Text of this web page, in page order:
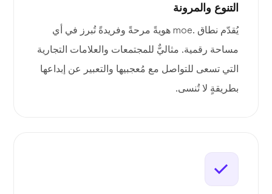
التنوع والمرونة
يُقدّم نطاق .moe هويةً مرحةً وفريدةً تُبرز في أي
مساحة رقمية. مثاليٌّ للمجتمعات والعلامات التجارية
التي تسعى للتواصل مع مُعجبيها والتعبير عن إبداعها
بطريقةٍ لا تُنسى.